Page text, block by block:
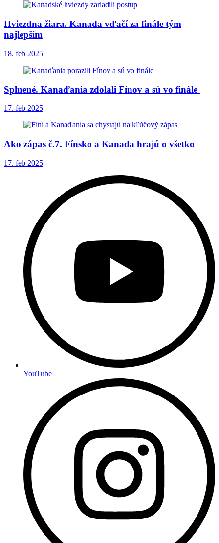
Hviezdna žiara. Kanada vďačí za finále tým
najlepším
18. feb 2025
Splnené. Kanaďania zdolali Fínov a sú vo finále
17. feb 2025
Ako zápas č.7. Fínsko a Kanada hrajú o všetko
17. feb 2025
YouTube